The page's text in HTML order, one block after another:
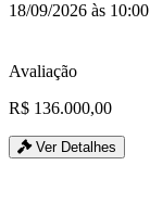
18/09/2026 às 10:00
Avaliação
R$ 136.000,00
Ver Detalhes